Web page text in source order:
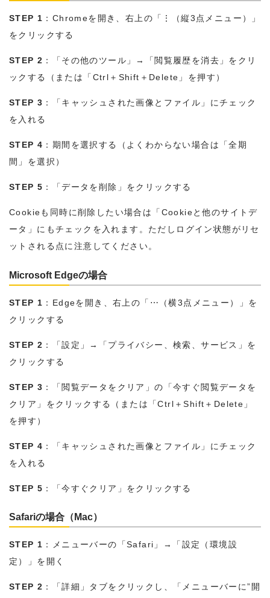
STEP 1 ：Chromeを開き、右上の「⋮（縦3点メニュー）」
をクリックする
STEP 2 ：「その他のツール」→「閲覧履歴を消去」をクリ
ックする（または「Ctrl＋Shift＋Delete」を押す）
STEP 3 ：「キャッシュされた画像とファイル」にチェック
を入れる
STEP 4 ：期間を選択する（よくわからない場合は「全期
間」を選択）
STEP 5 ：「データを削除」をクリックする
Cookieも同時に削除したい場合は「Cookieと他のサイトデ
ータ」にもチェックを入れます。ただしログイン状態がリセ
ットされる点に注意してください。
Microsoft Edgeの場合
STEP 1 ：Edgeを開き、右上の「⋯（横3点メニュー）」を
クリックする
STEP 2 ：「設定」→「プライバシー、検索、サービス」を
クリックする
STEP 3 ：「閲覧データをクリア」の「今すぐ閲覧データを
クリア」をクリックする（または「Ctrl＋Shift＋Delete」
を押す）
STEP 4 ：「キャッシュされた画像とファイル」にチェック
を入れる
STEP 5 ：「今すぐクリア」をクリックする
Safariの場合（Mac）
STEP 1 ：メニューバーの「Safari」→「設定（環境設
定）」を開く
STEP 2 ：「詳細」タブをクリックし、「メニューバーに”開